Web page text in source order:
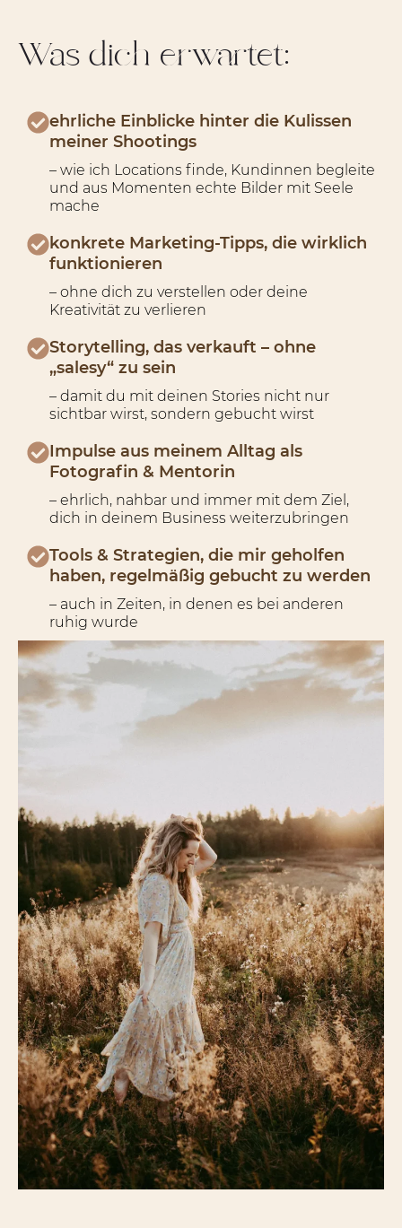
Was dich erwartet:
ehrliche Einblicke hinter die Kulissen
meiner Shootings
– wie ich Locations finde, Kundinnen begleite
und aus Momenten echte Bilder mit Seele
mache
konkrete Marketing-Tipps, die wirklich
funktionieren
– ohne dich zu verstellen oder deine
Kreativität zu verlieren
Storytelling, das verkauft – ohne
„salesy“ zu sein
– damit du mit deinen Stories nicht nur
sichtbar wirst, sondern gebucht wirst
Impulse aus meinem Alltag als
Fotografin & Mentorin
– ehrlich, nahbar und immer mit dem Ziel,
dich in deinem Business weiterzubringen
Tools & Strategien, die mir geholfen
haben, regelmäßig gebucht zu werden
– auch in Zeiten, in denen es bei anderen
ruhig wurde